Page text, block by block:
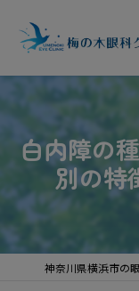
白内障の
別の特